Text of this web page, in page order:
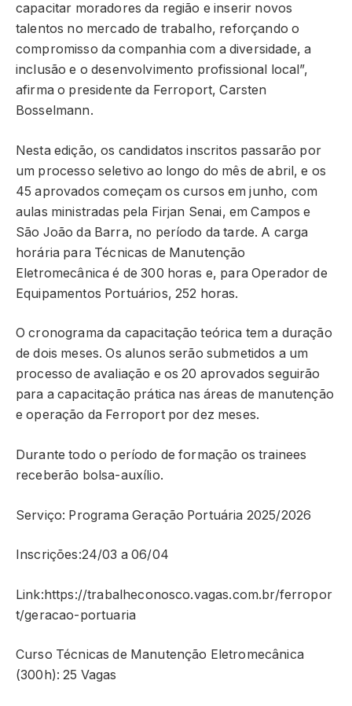
capacitar moradores da região e inserir novos
talentos no mercado de trabalho, reforçando o
compromisso da companhia com a diversidade, a
inclusão e o desenvolvimento profissional local”,
afirma o presidente da Ferroport, Carsten
Bosselmann.
Nesta edição, os candidatos inscritos passarão por
um processo seletivo ao longo do mês de abril, e os
45 aprovados começam os cursos em junho, com
aulas ministradas pela Firjan Senai, em Campos e
São João da Barra, no período da tarde. A carga
horária para Técnicas de Manutenção
Eletromecânica é de 300 horas e, para Operador de
Equipamentos Portuários, 252 horas.
O cronograma da capacitação teórica tem a duração
de dois meses. Os alunos serão submetidos a um
processo de avaliação e os 20 aprovados seguirão
para a capacitação prática nas áreas de manutenção
e operação da Ferroport por dez meses.
Durante todo o período de formação os trainees
receberão bolsa-auxílio.
Serviço: Programa Geração Portuária 2025/2026
Inscrições:24/03 a 06/04
Link:https://trabalheconosco.vagas.com.br/ferropor
t/geracao-portuaria
Curso Técnicas de Manutenção Eletromecânica
(300h): 25 Vagas